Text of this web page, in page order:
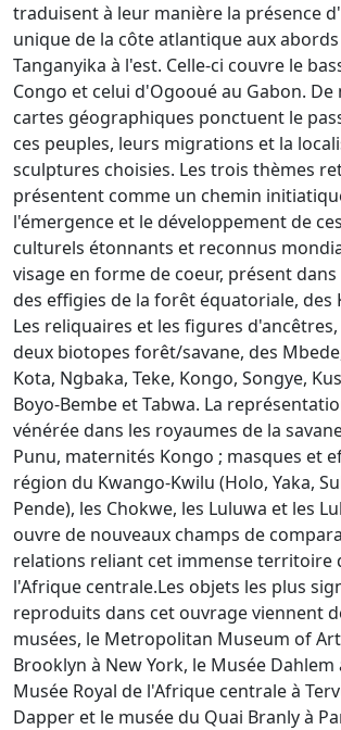
traduisent à leur manière la présence
unique de la côte atlantique aux
Tanganyika à l'est. Celle-ci couvre le
Congo et celui d'Ogooué au Gabon.
cartes géographiques ponctuent le
ces peuples, leurs migrations et la
sculptures choisies. Les trois thèmes
présentent comme un chemin
l'émergence et le développement de
culturels étonnants et reconnus
visage en forme de coeur, présent
des effigies de la forêt équatoriale, des
Les reliquaires et les figures
deux biotopes forêt/savane, des
Kota, Ngbaka, Teke, Kongo, Songye,
Boyo-Bembe et Tabwa. La
vénérée dans les royaumes de la
Punu, maternités Kongo ; masques et
région du Kwango-Kwilu (Holo, Yaka,
Pende), les Chokwe, les Luluwa et les
ouvre de nouveaux champs de
relations reliant cet immense territoire
l'Afrique centrale.Les objets les plus
reproduits dans cet ouvrage viennent
musées, le Metropolitan Museum of
Brooklyn à New York, le Musée Dahlem
Musée Royal de l'Afrique centrale à
Dapper et le musée du Quai Branly à